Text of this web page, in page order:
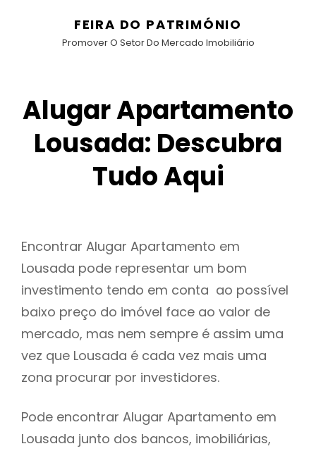
FEIRA DO PATRIMÓNIO
Promover O Setor Do Mercado Imobiliário
Alugar Apartamento
Lousada: Descubra
Tudo Aqui
Encontrar Alugar Apartamento em
Lousada pode representar um bom
investimento tendo em conta ao possível
baixo preço do imóvel face ao valor de
mercado, mas nem sempre é assim uma
vez que Lousada é cada vez mais uma
zona procurar por investidores.
Pode encontrar Alugar Apartamento em
Lousada junto dos bancos, imobiliárias,